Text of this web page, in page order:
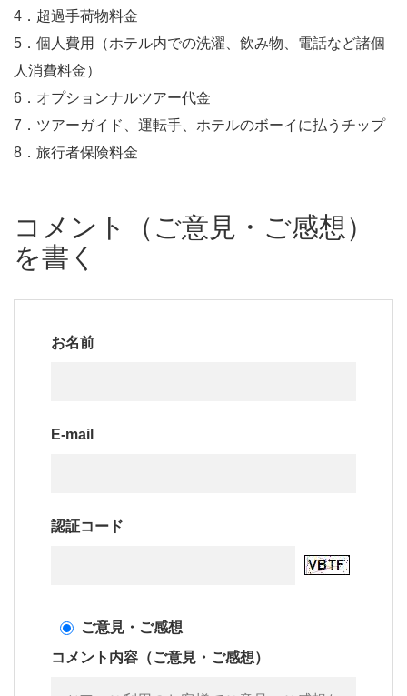
4．超過手荷物料金
5．個人費用（ホテル内での洗濯、飲み物、電話など諸個
人消費料金）
6．オプションナルツアー代金
7．ツアーガイド、運転手、ホテルのボーイに払うチップ
8．旅行者保険料金
コメント（ご意見・ご感想）
を書く
お名前
E-mail
認証コード
ご意見・ご感想
コメント内容（ご意見・ご感想）